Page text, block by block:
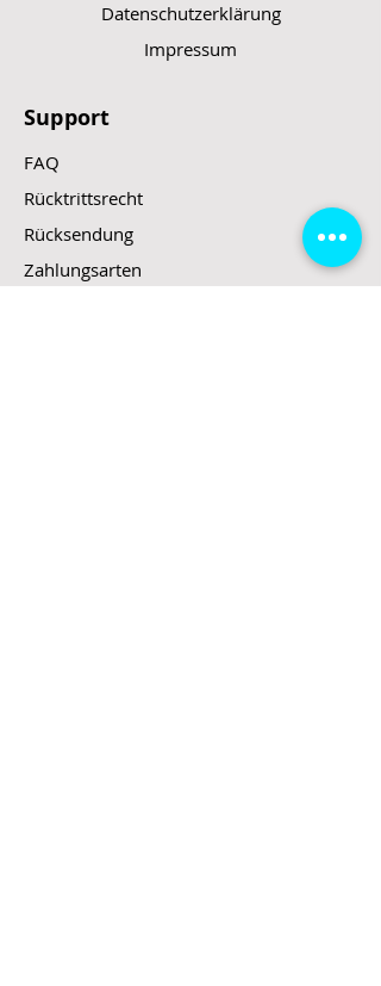
Datenschutzerklärung
Impressum
Support
FAQ
Rücktrittsrecht
Rücksendung
Zahlungsarten